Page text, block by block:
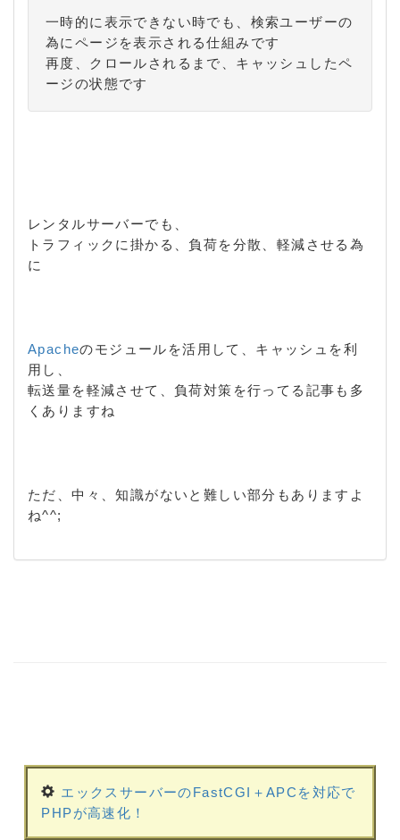
一時的に表示できない時でも、検索ユーザーの
為にページを表示される仕組みです
再度、クロールされるまで、キャッシュしたペ
ージの状態です
レンタルサーバーでも、
トラフィックに掛かる、負荷を分散、軽減させる為
に
Apacheのモジュールを活用して、キャッシュを利
用し、
転送量を軽減させて、負荷対策を行ってる記事も多
くありますね
ただ、中々、知識がないと難しい部分もありますよ
ね^^;
エックスサーバーのFastCGI＋APCを対応で
PHPが高速化！